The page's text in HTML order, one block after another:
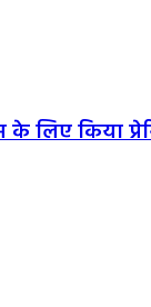
के लिए किया